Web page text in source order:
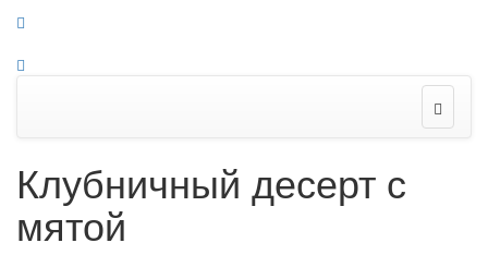
Клубничный десерт с
мятой